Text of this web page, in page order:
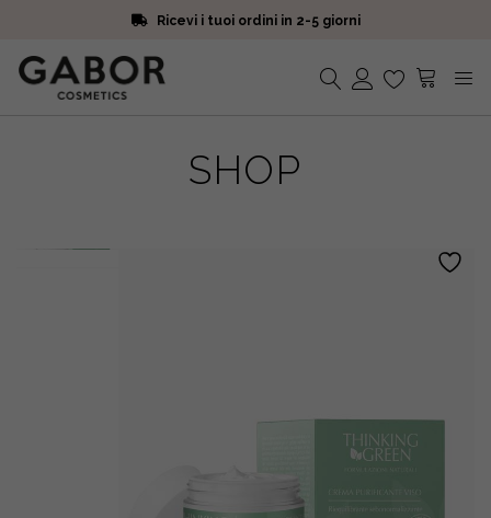
Ricevi i tuoi ordini in 2-5 giorni
Iscriviti alla Newsletter. 15% di sconto e spedizione gratuita
Ricevi i tuoi ordini in 2-5 giorni
SHOP